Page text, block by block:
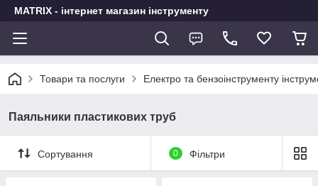
MATRIX - інтернет магазин інструменту
Товари та послуги Електро та бензоінструменту
Паяльники пластикових труб
Сортування 0 Фільтри